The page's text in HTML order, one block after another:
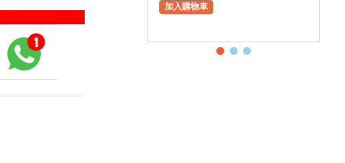
加入購物車